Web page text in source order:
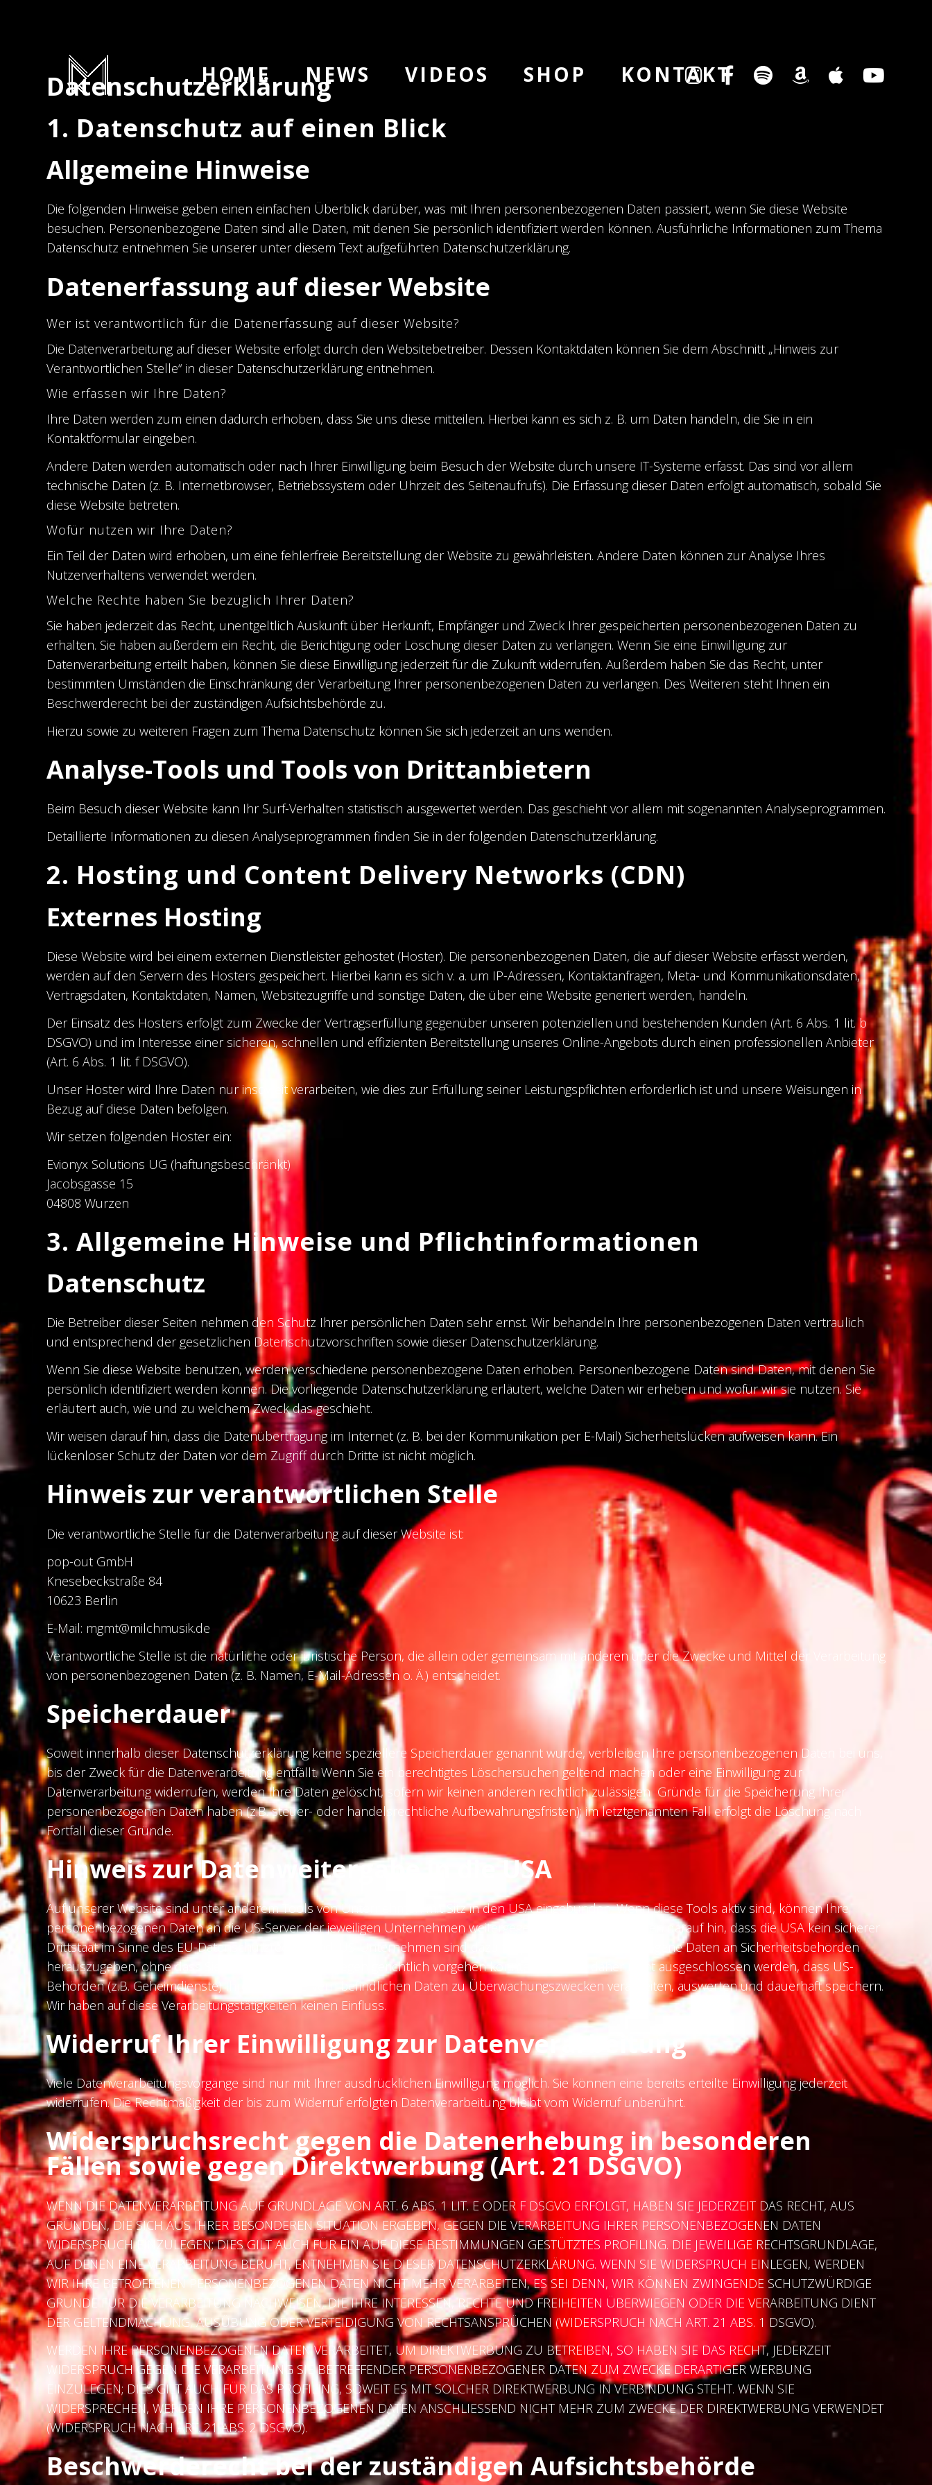
HOME NEWS VIDEOS SHOP KONTAKT
Datenschutz­erklärung
1. Datenschutz auf einen Blick
Allgemeine Hinweise
Die folgenden Hinweise geben einen einfachen Überblick darüber, was mit Ihren personenbezogenen Daten passiert, wenn Sie diese Website
besuchen. Personenbezogene Daten sind alle Daten, mit denen Sie persönlich identifiziert werden können. Ausführliche Informationen zum Thema
Datenschutz entnehmen Sie unserer unter diesem Text aufgeführten Datenschutzerklärung.
Datenerfassung auf dieser Website
Wer ist verantwortlich für die Datenerfassung auf dieser Website?
Die Datenverarbeitung auf dieser Website erfolgt durch den Websitebetreiber. Dessen Kontaktdaten können Sie dem Abschnitt „Hinweis zur
Verantwortlichen Stelle“ in dieser Datenschutzerklärung entnehmen.
Wie erfassen wir Ihre Daten?
Ihre Daten werden zum einen dadurch erhoben, dass Sie uns diese mitteilen. Hierbei kann es sich z. B. um Daten handeln, die Sie in ein
Kontaktformular eingeben.
Andere Daten werden automatisch oder nach Ihrer Einwilligung beim Besuch der Website durch unsere IT-Systeme erfasst. Das sind vor allem
technische Daten (z. B. Internetbrowser, Betriebssystem oder Uhrzeit des Seitenaufrufs). Die Erfassung dieser Daten erfolgt automatisch, sobald Sie
diese Website betreten.
Wofür nutzen wir Ihre Daten?
Ein Teil der Daten wird erhoben, um eine fehlerfreie Bereitstellung der Website zu gewährleisten. Andere Daten können zur Analyse Ihres
Nutzerverhaltens verwendet werden.
Welche Rechte haben Sie bezüglich Ihrer Daten?
Sie haben jederzeit das Recht, unentgeltlich Auskunft über Herkunft, Empfänger und Zweck Ihrer gespeicherten personenbezogenen Daten zu
erhalten. Sie haben außerdem ein Recht, die Berichtigung oder Löschung dieser Daten zu verlangen. Wenn Sie eine Einwilligung zur
Datenverarbeitung erteilt haben, können Sie diese Einwilligung jederzeit für die Zukunft widerrufen. Außerdem haben Sie das Recht, unter
bestimmten Umständen die Einschränkung der Verarbeitung Ihrer personenbezogenen Daten zu verlangen. Des Weiteren steht Ihnen ein
Beschwerderecht bei der zuständigen Aufsichtsbehörde zu.
Hierzu sowie zu weiteren Fragen zum Thema Datenschutz können Sie sich jederzeit an uns wenden.
Analyse-Tools und Tools von Dritt­anbietern
Beim Besuch dieser Website kann Ihr Surf-Verhalten statistisch ausgewertet werden. Das geschieht vor allem mit sogenannten Analyseprogrammen.
Detaillierte Informationen zu diesen Analyseprogrammen finden Sie in der folgenden Datenschutzerklärung.
2. Hosting und Content Delivery Networks (CDN)
Externes Hosting
Diese Website wird bei einem externen Dienstleister gehostet (Hoster). Die personenbezogenen Daten, die auf dieser Website erfasst werden,
werden auf den Servern des Hosters gespeichert. Hierbei kann es sich v. a. um IP-Adressen, Kontaktanfragen, Meta- und Kommunikationsdaten,
Vertragsdaten, Kontaktdaten, Namen, Websitezugriffe und sonstige Daten, die über eine Website generiert werden, handeln.
Der Einsatz des Hosters erfolgt zum Zwecke der Vertragserfüllung gegenüber unseren potenziellen und bestehenden Kunden (Art. 6 Abs. 1 lit. b
DSGVO) und im Interesse einer sicheren, schnellen und effizienten Bereitstellung unseres Online-Angebots durch einen professionellen Anbieter
(Art. 6 Abs. 1 lit. f DSGVO).
Unser Hoster wird Ihre Daten nur insoweit verarbeiten, wie dies zur Erfüllung seiner Leistungspflichten erforderlich ist und unsere Weisungen in
Bezug auf diese Daten befolgen.
Wir setzen folgenden Hoster ein:
Evionyx Solutions UG (haftungsbeschränkt)
Jacobsgasse 15
04808 Wurzen
3. Allgemeine Hinweise und Pflicht­informationen
Datenschutz
Die Betreiber dieser Seiten nehmen den Schutz Ihrer persönlichen Daten sehr ernst. Wir behandeln Ihre personenbezogenen Daten vertraulich
und entsprechend der gesetzlichen Datenschutzvorschriften sowie dieser Datenschutzerklärung.
Wenn Sie diese Website benutzen, werden verschiedene personenbezogene Daten erhoben. Personenbezogene Daten sind Daten, mit denen Sie
persönlich identifiziert werden können. Die vorliegende Datenschutzerklärung erläutert, welche Daten wir erheben und wofür wir sie nutzen. Sie
erläutert auch, wie und zu welchem Zweck das geschieht.
Wir weisen darauf hin, dass die Datenübertragung im Internet (z. B. bei der Kommunikation per E-Mail) Sicherheitslücken aufweisen kann. Ein
lückenloser Schutz der Daten vor dem Zugriff durch Dritte ist nicht möglich.
Hinweis zur verantwortlichen Stelle
Die verantwortliche Stelle für die Datenverarbeitung auf dieser Website ist:
pop-out GmbH
Knesebeckstraße 84
10623 Berlin
E-Mail: mgmt@milchmusik.de
Verantwortliche Stelle ist die natürliche oder juristische Person, die allein oder gemeinsam mit anderen über die Zwecke und Mittel der Verarbeitung
von personenbezogenen Daten (z. B. Namen, E-Mail-Adressen o. Ä.) entscheidet.
Speicherdauer
Soweit innerhalb dieser Datenschutzerklärung keine speziellere Speicherdauer genannt wurde, verbleiben Ihre personenbezogenen Daten bei uns,
bis der Zweck für die Datenverarbeitung entfällt. Wenn Sie ein berechtigtes Löschersuchen geltend machen oder eine Einwilligung zur
Datenverarbeitung widerrufen, werden Ihre Daten gelöscht, sofern wir keinen anderen rechtlich zulässigen Gründe für die Speicherung Ihrer
personenbezogenen Daten haben (z.B. steuer- oder handelsrechtliche Aufbewahrungsfristen); im letztgenannten Fall erfolgt die Löschung nach
Fortfall dieser Gründe.
Hinweis zur Datenweitergabe in die USA
Auf unserer Website sind unter anderem Tools von Unternehmen mit Sitz in den USA eingebunden. Wenn diese Tools aktiv sind, können Ihre
personenbezogenen Daten an die US-Server der jeweiligen Unternehmen weitergegeben werden. Wir weisen darauf hin, dass die USA kein sicherer
Drittstaat im Sinne des EU-Datenschutzrechts sind. US-Unternehmen sind dazu verpflichtet, personenbezogene Daten an Sicherheitsbehörden
herauszugeben, ohne dass Sie als Betroffener hiergegen gerichtlich vorgehen könnten. Es kann daher nicht ausgeschlossen werden, dass US-
Behörden (z.B. Geheimdienste) Ihre auf US-Servern befindlichen Daten zu Überwachungszwecken verarbeiten, auswerten und dauerhaft speichern.
Wir haben auf diese Verarbeitungstätigkeiten keinen Einfluss.
Widerruf Ihrer Einwilligung zur Datenverarbeitung
Viele Datenverarbeitungsvorgänge sind nur mit Ihrer ausdrücklichen Einwilligung möglich. Sie können eine bereits erteilte Einwilligung jederzeit
widerrufen. Die Rechtmäßigkeit der bis zum Widerruf erfolgten Datenverarbeitung bleibt vom Widerruf unberührt.
Widerspruchsrecht gegen die Datenerhebung in besonderen
Fällen sowie gegen Direktwerbung (Art. 21 DSGVO)
WENN DIE DATENVERARBEITUNG AUF GRUNDLAGE VON ART. 6 ABS. 1 LIT. E ODER F DSGVO ERFOLGT, HABEN SIE JEDERZEIT DAS RECHT, AUS
GRÜNDEN, DIE SICH AUS IHRER BESONDEREN SITUATION ERGEBEN, GEGEN DIE VERARBEITUNG IHRER PERSONENBEZOGENEN DATEN
WIDERSPRUCH EINZULEGEN; DIES GILT AUCH FÜR EIN AUF DIESE BESTIMMUNGEN GESTÜTZTES PROFILING. DIE JEWEILIGE RECHTSGRUNDLAGE,
AUF DENEN EINE VERARBEITUNG BERUHT, ENTNEHMEN SIE DIESER DATENSCHUTZERKLÄRUNG. WENN SIE WIDERSPRUCH EINLEGEN, WERDEN
WIR IHRE BETROFFENEN PERSONENBEZOGENEN DATEN NICHT MEHR VERARBEITEN, ES SEI DENN, WIR KÖNNEN ZWINGENDE SCHUTZWÜRDIGE
GRÜNDE FÜR DIE VERARBEITUNG NACHWEISEN, DIE IHRE INTERESSEN, RECHTE UND FREIHEITEN ÜBERWIEGEN ODER DIE VERARBEITUNG DIENT
DER GELTENDMACHUNG, AUSÜBUNG ODER VERTEIDIGUNG VON RECHTSANSPRÜCHEN (WIDERSPRUCH NACH ART. 21 ABS. 1 DSGVO).
WERDEN IHRE PERSONENBEZOGENEN DATEN VERARBEITET, UM DIREKTWERBUNG ZU BETREIBEN, SO HABEN SIE DAS RECHT, JEDERZEIT
WIDERSPRUCH GEGEN DIE VERARBEITUNG SIE BETREFFENDER PERSONENBEZOGENER DATEN ZUM ZWECKE DERARTIGER WERBUNG
EINZULEGEN; DIES GILT AUCH FÜR DAS PROFILING, SOWEIT ES MIT SOLCHER DIREKTWERBUNG IN VERBINDUNG STEHT. WENN SIE
WIDERSPRECHEN, WERDEN IHRE PERSONENBEZOGENEN DATEN ANSCHLIESSEND NICHT MEHR ZUM ZWECKE DER DIREKTWERBUNG VERWENDET
(WIDERSPRUCH NACH ART. 21 ABS. 2 DSGVO).
Beschwerde­recht bei der zuständigen Aufsichts­behörde